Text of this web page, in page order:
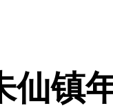
仙镇